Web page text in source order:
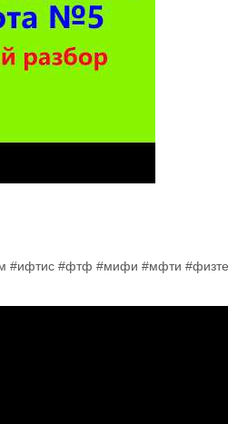
#ифтис #фтф #мифи #мфти